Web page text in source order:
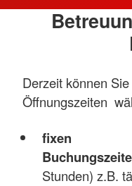
Derzeit können
Öffnungszeiten
fixen
Stunden) z.B.